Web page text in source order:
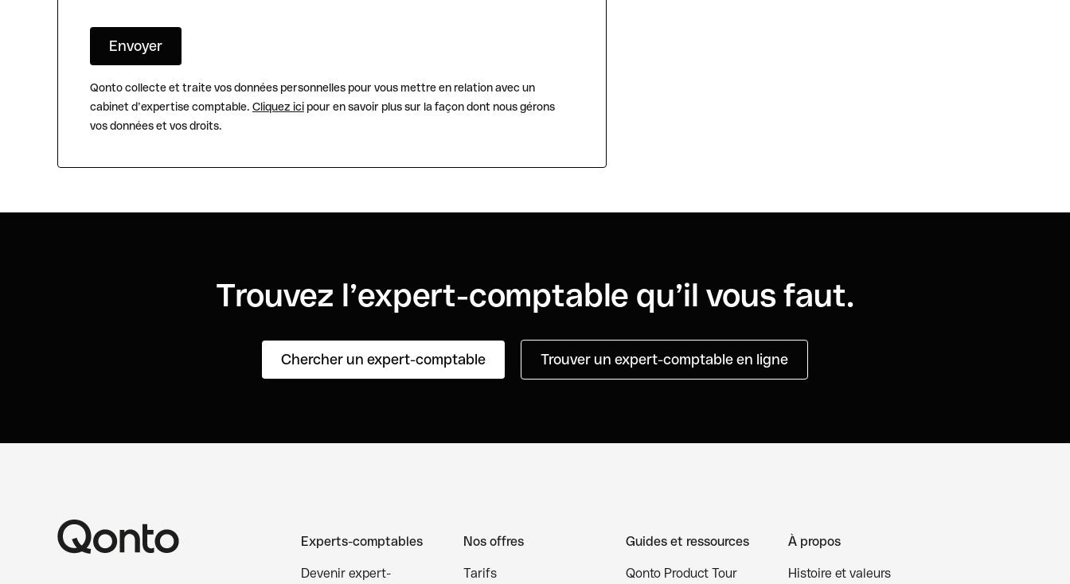
Qonto collecte et traite vos données personnelles pour vous mettre en relation avec un
cabinet d’expertise comptable. Cliquez ici pour en savoir plus sur la façon dont nous gérons
vos données et vos droits.
Trouvez l’expert-comptable qu’il vous faut.
Chercher un expert-comptable Trouver un expert-comptable en ligne
Experts-comptables
Devenir expert-
Nos offres
Tarifs
Guides et ressources
Qonto Product Tour
À propos
Histoire et valeurs